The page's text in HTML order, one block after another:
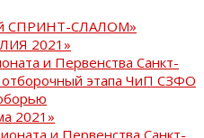
СПРИНТ-СЛАЛОМ»
2021»
и Первенства Санкт-
отборочный этапа ЧиП СЗФО
2021»
и Первенства Санкт-